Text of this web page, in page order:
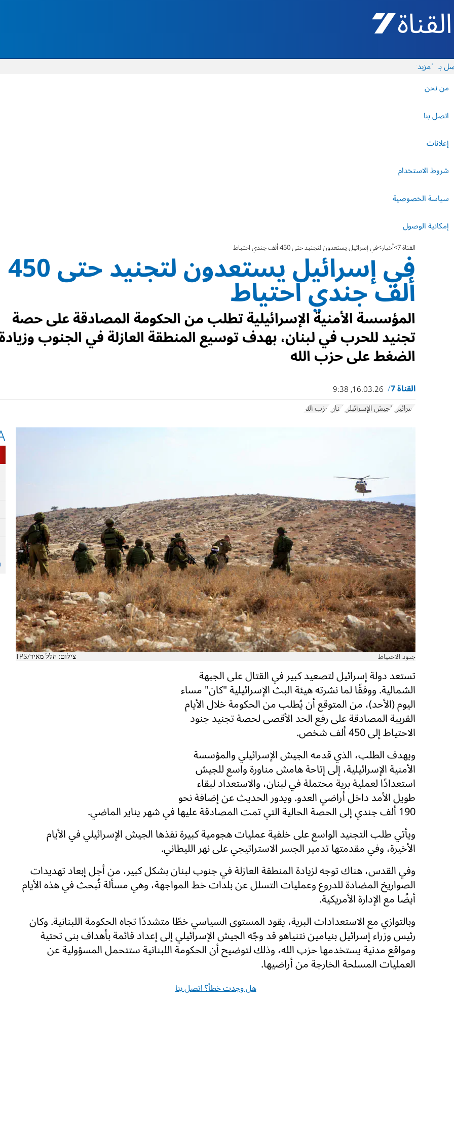
القناة 7 - أروتس شيفع
بنا
من نحن
اتصل بنا
إعلانات
شروط الاستخدام
سياسة الخصوصية
إمكانية الوصول
المزيد
القناة 7 أخبار في إسرائيل يستعدون لتجنيد حتى 450 ألف جندي احتياط في إسرائيل يستعدون لتجنيد حتى 450 ألف جندي احتياط
المؤسسة الأمنية الإسرائيلية تطلب من الحكومة المصادقة على حصة
تجنيد للحرب في لبنان، بهدف توسيع المنطقة العازلة في الجنوب
الضغط على حزب الله
القناة 7
16.03.26, 9:38
إسرائيلالجيش الإسرائيليلبنان حزب الله
جنود الاحتياط צילום: הלל מאיר/TPS
تستعد دولة إسرائيل لتصعيد كبير في القتال على الجبهة
الشمالية. ووفقًا لما نشرته هيئة البث الإسرائيلية "كان" مساء
اليوم (الأحد)، من المتوقع أن يُطلب من الحكومة خلال الأيام
القريبة المصادقة على رفع الحد الأقصى لحصة تجنيد جنود
الاحتياط إلى 450 ألف شخص.
ويهدف الطلب، الذي قدمه الجيش الإسرائيلي والمؤسسة
الأمنية الإسرائيلية، إلى إتاحة هامش مناورة واسع للجيش
استعدادًا لعملية برية محتملة في لبنان، والاستعداد لبقاء
طويل الأمد داخل أراضي العدو. ويدور الحديث عن إضافة نحو
190 ألف جندي إلى الحصة الحالية التي تمت المصادقة عليها في شهر يناير الماضي.
ويأتي طلب التجنيد الواسع على خلفية عمليات هجومية كبيرة نفذها الجيش الإسرائيلي في الأيام
الأخيرة، وفي مقدمتها تدمير الجسر الاستراتيجي على نهر الليطاني.
وفي القدس، هناك توجه لزيادة المنطقة العازلة في جنوب لبنان بشكل كبير، من أجل إبعاد تهديدات
الصواريخ المضادة للدروع وعمليات التسلل عن بلدات خط المواجهة، وهي مسألة تُبحث في هذه الأيام
أيضًا مع الإدارة الأمريكية.
وبالتوازي مع الاستعدادات البرية، يقود المستوى السياسي خطًا متشددًا تجاه الحكومة اللبنانية. وكان
رئيس وزراء إسرائيل بنيامين نتنياهو قد وجّه الجيش الإسرائيلي إلى إعداد قائمة بأهداف بنى تحتية
ومواقع مدنية يستخدمها حزب الله، وذلك لتوضيح أن الحكومة اللبنانية ستتحمل المسؤولية عن
العمليات المسلحة الخارجة من أراضيها.
هل وجدت خطأ؟ اتصل بنا